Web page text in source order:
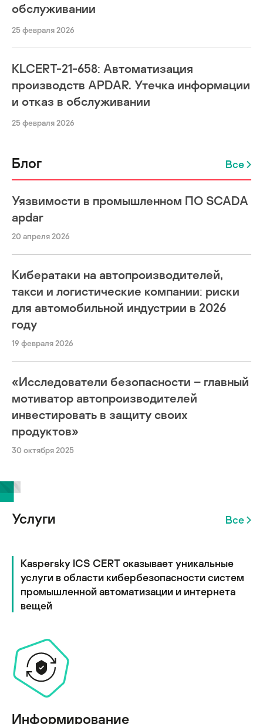
обслуживании
25 февраля 2026
KLCERT-21-658: Автоматизация
производств APDAR. Утечка информации
и отказ в обслуживании
25 февраля 2026
Блог Все
Уязвимости в промышленном ПО SCADA
apdar
20 апреля 2026
Кибератаки на автопроизводителей,
такси и логистические компании: риски
для автомобильной индустрии в 2026
году
19 февраля 2026
«Исследователи безопасности – главный
мотиватор автопроизводителей
инвестировать в защиту своих
продуктов»
30 октября 2025
Услуги Все
Kaspersky ICS CERT оказывает уникальные
услуги в области кибербезопасности систем
промышленной автоматизации и интернета
вещей
Информирование